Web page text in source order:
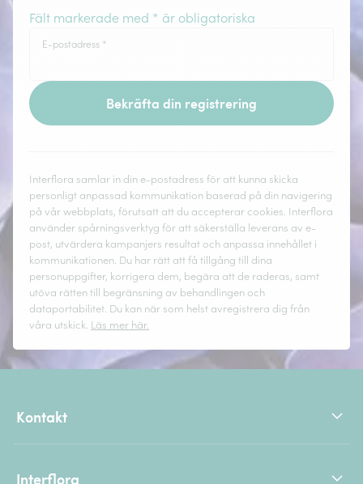
Fält markerade med * är obligatoriska
E-postadress *
Bekräfta din registrering
Interflora samlar in din e-postadress för att kunna skicka
personligt anpassad kommunikation baserad på din navigering
på vår webbplats, förutsatt att du accepterar cookies. Interflora
använder spårningsverktyg för att säkerställa leverans av e-
post, utvärdera kampanjers resultat och anpassa innehållet i
kommunikationen. Du har rätt att få tillgång till dina
personuppgifter, korrigera dem, begära att de raderas, samt
utöva rätten till begränsning av behandlingen och
dataportabilitet. Du kan när som helst avregistrera dig från
våra utskick. Läs mer här.
Kontakt
Interflora